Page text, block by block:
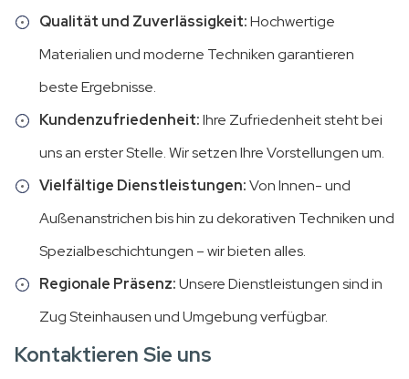
Qualität und Zuverlässigkeit:Hochwertige
Materialien und moderne Techniken garantieren
beste Ergebnisse.
Kundenzufriedenheit:Ihre Zufriedenheit steht bei
uns an erster Stelle. Wir setzen Ihre Vorstellungen um.
Vielfältige Dienstleistungen:Von Innen- und
Außenanstrichen bis hin zu dekorativen Techniken und
Spezialbeschichtungen – wir bieten alles.
Regionale Präsenz:Unsere Dienstleistungen sind in
Zug Steinhausen und Umgebung verfügbar.
Kontaktieren Sie uns